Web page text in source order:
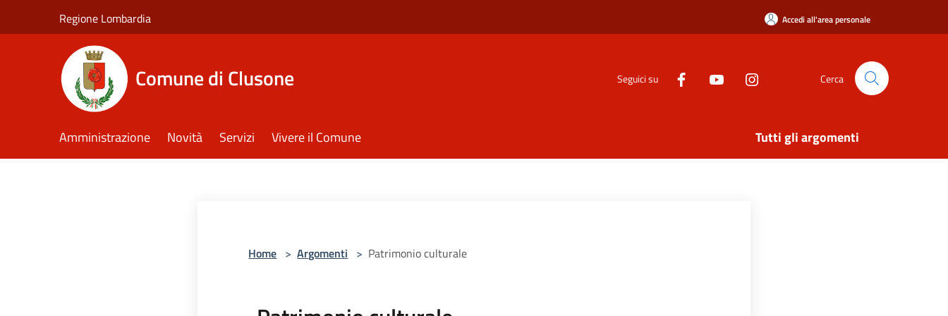
Regione Lombardia Accedi all'area personale
Comune di Clusone Seguici su Cerca
Amministrazione Novità Servizi Vivere il Comune Tutti gli argomenti
Home > Argomenti > Patrimonio culturale